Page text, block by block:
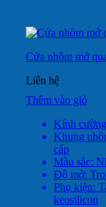
Cửa nhôm mở
Liên hệ
Thêm vào giỏ
Kính
Khung
cấp
Màu sắc:
Độ mờ:
Phụ kiện:
keosilicon